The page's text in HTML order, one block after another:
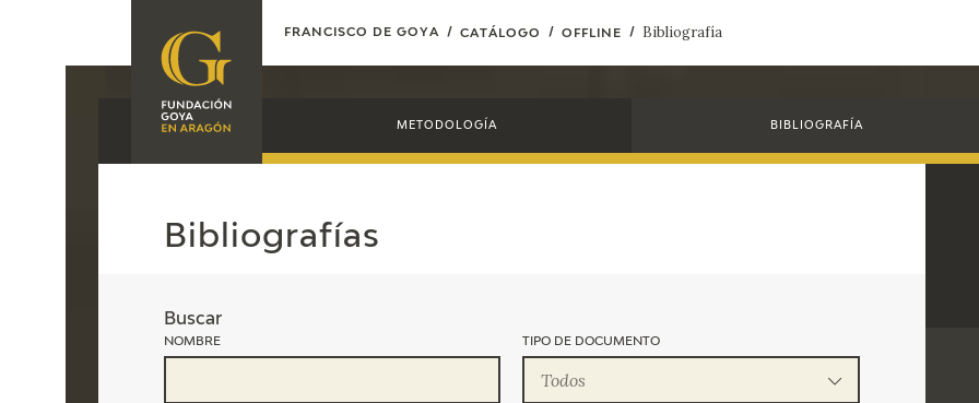
FUNDACIÓN
DOCUMENTACIÓN
SALA DE
PRENSA
METODOLOGÍA BIBLIOGRAFÍA
Bibliografías
Buscar
NOMBRE TIPO DE DOCUMENTO
Todos
FRANCISCO DE GOYA CATÁLOGO OFFLINE Bibliografía